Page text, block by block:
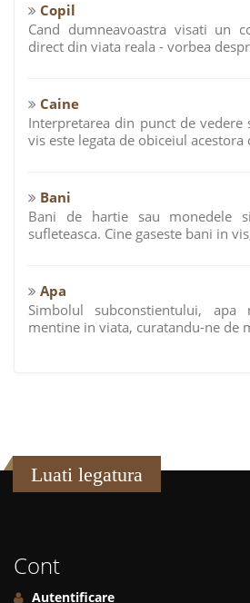
Copil
Cand dumneavoastra visati un
direct din viata reala - vorbea
Caine
Interpretarea din punct de vedere
vis este legata de obiceiul acestora
Bani
Bani de hartie sau monedele
sufleteasca. Cine gaseste bani in
Apa
Simbolul subconstientului,
mentine in viata, curatandu-ne de
Luati legatura
Cont
Autentificare